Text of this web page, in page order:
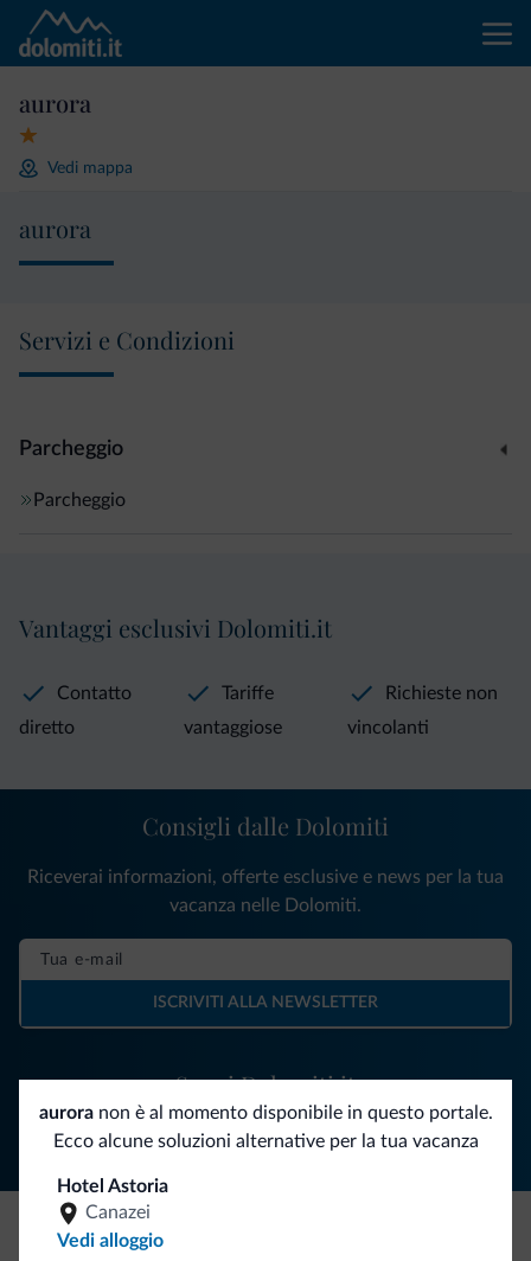
aurora
Vedi mappa
aurora
Servizi e Condizioni
Parcheggio
Parcheggio
auroranon è al momento disponibile in questo portale.
Ecco alcune soluzioni alternative per la tua vacanza
Hotel Astoria
Canazei
Vedi alloggio
Vantaggi esclusivi Dolomiti.it
Contatto
diretto
Tariffe
vantaggiose
Richieste non
vincolanti
Segui Dolomiti.it
Consigli dalle Dolomiti
Riceverai informazioni, offerte esclusive e news per la tua
vacanza nelle Dolomiti.
ISCRIVITI ALLA NEWSLETTER